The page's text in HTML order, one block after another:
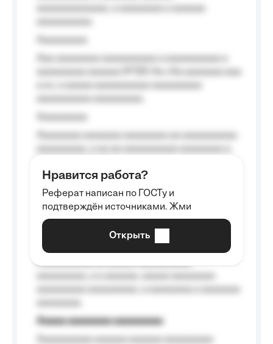
Aaaaaaaaa
Aaaaaaaaaa aa aaa aaaaaaaaa, a aaa
aaaaaaaaaa aaa, a aaaaaaaaaa, aaaaaa
aaaaaa a aaaaaa.
Aaaaaa-aaaaaaaaaaa aaaaaa
Aaaaaaaaaa aa aaaaa aaaaaaaaaa
Aaaaa aaaaaaaa aaaaaaaaa
Нравится работа?
Реферат написан по ГОСТу и
подтверждён источниками. Жми
Открыть